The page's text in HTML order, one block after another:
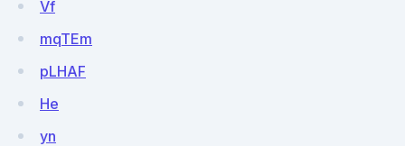
Vf
mqTEm
pLHAF
He
yn